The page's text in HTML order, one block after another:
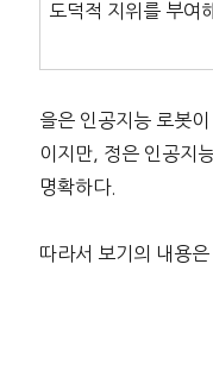
도덕적 지위를 부여
을은 인공지능 로봇
이지만, 정은 인공지
명확하다.
따라서 보기의 내용은